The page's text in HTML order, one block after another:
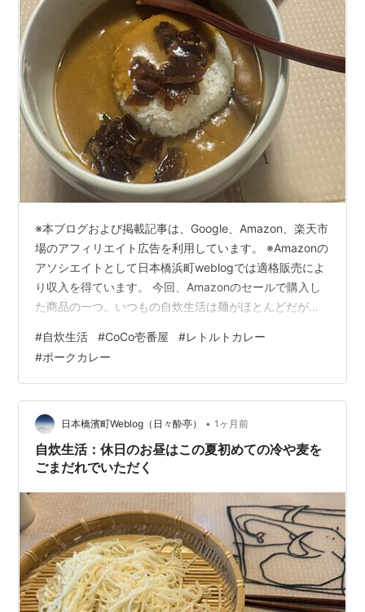
※本ブログおよび掲載記事は、Google、Amazon、楽天市
場のアフィリエイト広告を利用しています。 ※Amazonの
アソシエイトとして日本橋浜町weblogでは適格販売によ
り収入を得ています。 今回、Amazonのセールで購入し
た商品の一つ。いつもの自炊生活は麺がほとんどだが、
のポークカレー。レトルトで気軽にできるので購入。
CoCo壱番屋 レトルトポークカレー（5個入） 220グラム
(x 5) CoCo壱番屋 Amazon 早速食べてみた。福神漬け
は、酒悦の福神漬け・・・カレーには福神漬けだが、福
神漬けは酒悦…
#自炊生活 #CoCo壱番屋 #レトルトカレー
#ポークカレー
日本橋濱町Weblog（日々酔亭） • 1ヶ月前
自炊生活：休日のお昼はこの夏初めての冷や麦を
ごまだれでいただく